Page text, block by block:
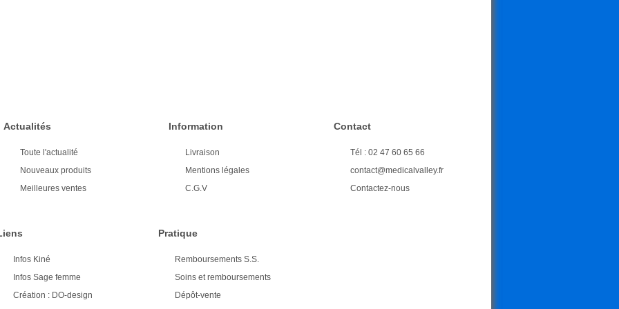
Actualités
Toute l'actualité
Nouveaux produits
Meilleures ventes
Information
Livraison
Mentions légales
C.G.V
Contact
Tél : 02 47 60 65 66
contact@medicalvalley.fr
Contactez-nous
Infos Kiné
Infos Sage femme
Création : DO-design
Pratique
Remboursements S.S.
Soins et remboursements
Dépôt-vente